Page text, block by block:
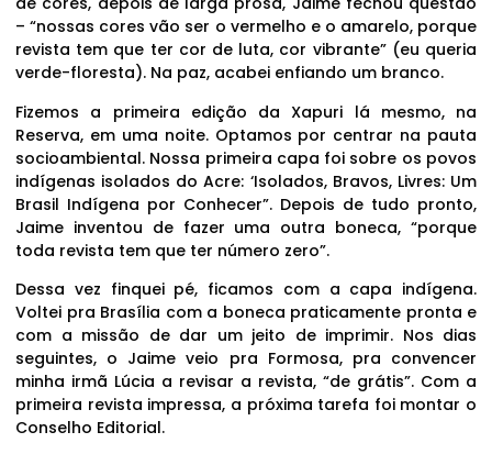
– “nossas cores vão ser o vermelho e o amarelo, porque
revista tem que ter cor de luta, cor vibrante” (eu queria
verde-floresta). Na paz, acabei enfiando um branco.
Fizemos a primeira edição da Xapuri lá mesmo, na
Reserva, em uma noite. Optamos por centrar na pauta
socioambiental. Nossa primeira capa foi sobre os povos
indígenas isolados do Acre: ‘Isolados, Bravos, Livres: Um
Brasil Indígena por Conhecer”. Depois de tudo pronto,
Jaime inventou de fazer uma outra boneca, “porque
toda revista tem que ter número zero”.
Dessa vez finquei pé, ficamos com a capa indígena.
Voltei pra Brasília com a boneca praticamente pronta e
com a missão de dar um jeito de imprimir. Nos dias
seguintes, o Jaime veio pra Formosa, pra convencer
minha irmã Lúcia a revisar a revista, “de grátis”. Com a
primeira revista impressa, a próxima tarefa foi montar o
Conselho Editorial.